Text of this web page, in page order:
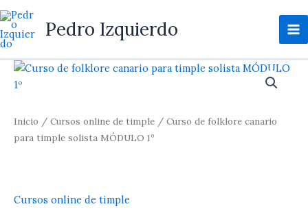
Ir
al
contenidoPedro Izquierdo
Inicio / Cursos online de timple / Curso de folklore canario
para timple solista MÓDULO 1º
Cursos online de timple
Curso
de
canario
para
1º